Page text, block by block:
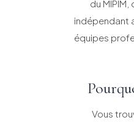
du
indépendant
équipes
Vous